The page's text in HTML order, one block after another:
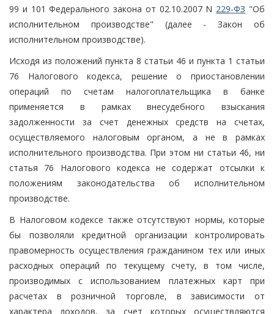
99 и 101 Федерального закона от 02.10.2007 N 229-ФЗ "Об
исполнительном производстве" (далее - Закон об
исполнительном производстве).
Исходя из положений пункта 8 статьи 46 и пункта 1 статьи
76 Налогового кодекса, решение о приостановлении
операций по счетам налогоплательщика в банке
применяется в рамках внесудебного взыскания
задолженности за счет денежных средств на счетах,
осуществляемого налоговым органом, а не в рамках
исполнительного производства. При этом ни статьи 46, ни
статья 76 Налогового кодекса не содержат отсылки к
положениям законодательства об исполнительном
производстве.
В Налоговом кодексе также отсутствуют нормы, которые
бы позволяли кредитной организации контролировать
правомерность осуществления гражданином тех или иных
расходных операций по текущему счету, в том числе,
производимых с использованием платежных карт при
расчетах в розничной торговле, в зависимости от
характера доходов, за счет которых осуществляются